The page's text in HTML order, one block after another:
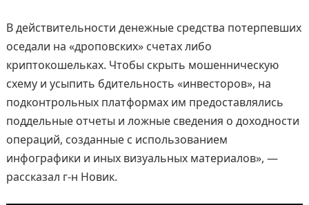
В действительности денежные средства потерпевших
оседали на «дроповских» счетах либо
криптокошельках. Чтобы скрыть мошенническую
схему и усыпить бдительность «инвесторов», на
подконтрольных платформах им предоставлялись
поддельные отчеты и ложные сведения о доходности
операций, созданные с использованием
инфографики и иных визуальных материалов», —
рассказал г-н Новик.